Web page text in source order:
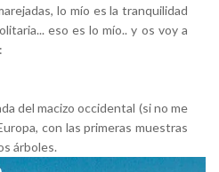
lo mío es la tranquilidad
eso es lo mío.. y os voy a
del macizo occidental (si no me
con las primeras muestras
árboles.